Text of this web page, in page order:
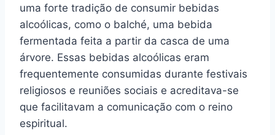
uma forte tradição de consumir bebidas
alcoólicas, como o balché, uma bebida
fermentada feita a partir da casca de uma
árvore. Essas bebidas alcoólicas eram
frequentemente consumidas durante festivais
religiosos e reuniões sociais e acreditava-se
que facilitavam a comunicação com o reino
espiritual.